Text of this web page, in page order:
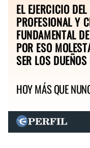
EL EJERCICIO
PROFESIONAL Y
FUNDAMENTAL
POR ESO
SER LOS
HOY MÁS QUE